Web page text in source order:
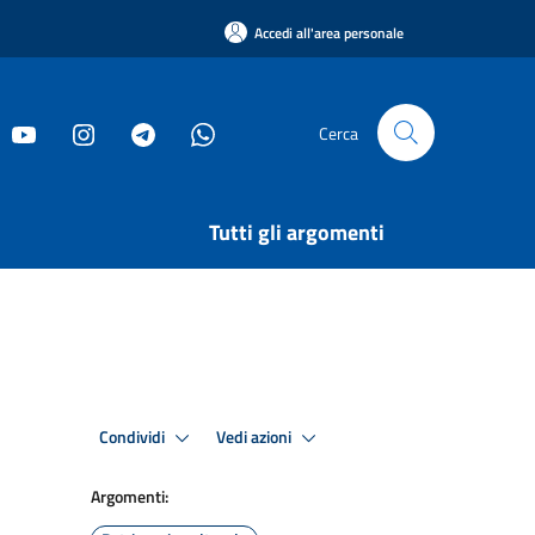
Accedi all'area personale
Cerca
Tutti gli argomenti
Condividi Vedi azioni
Argomenti: